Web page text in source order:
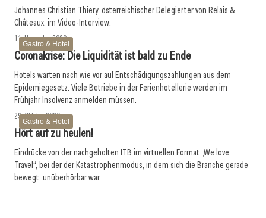
Johannes Christian Thiery, österreichischer Delegierter von Relais &
Châteaux, im Video-Interview.
Gastro & Hotel
11. November 2020
Coronakrise: Die Liquidität ist bald zu Ende
Hotels warten nach wie vor auf Entschädigungszahlungen aus dem
Epidemiegesetz. Viele Betriebe in der Ferienhotellerie werden im
Frühjahr Insolvenz anmelden müssen.
Gastro & Hotel
29. Oktober 2020
Hört auf zu heulen!
Eindrücke von der nachgeholten ITB im virtuellen Format „We love
Travel“, bei der der Katastrophenmodus, in dem sich die Branche gerade
bewegt, unüberhörbar war.